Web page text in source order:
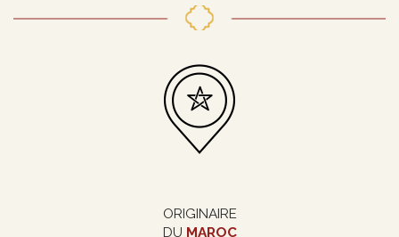
ORIGINAIRE
DU MAROC